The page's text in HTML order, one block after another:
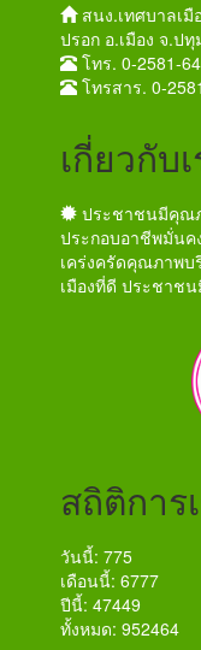
สนง.เทศบาลเมื
ปรอก อ.เมือง จ.ป
โทร. 0-2581-
โทรสาร. 0-
เกี่ยวกับ
ประชาชนมีคุณ
ประกอบอาชีพมั่นค
เคร่งครัดคุณภาพบ
เมืองที่ดี ประชาช
สถิติการ
วันนี้: 775
เดือนนี้: 6777
ปีนี้: 47449
ทั้งหมด: 952464